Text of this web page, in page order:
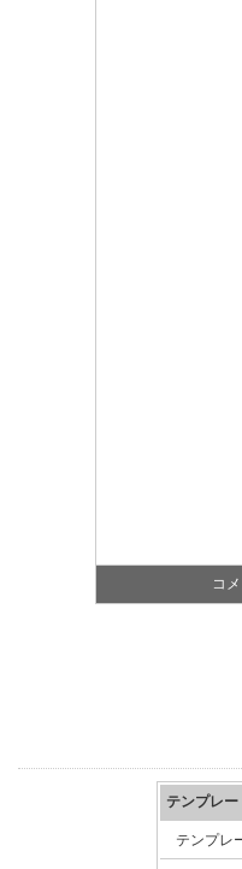
コ
テンプレー
テンプレ